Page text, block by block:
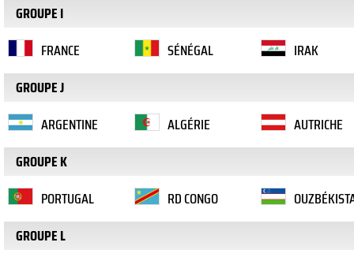
GROUPE I
FRANCE
SÉNÉGAL
IRAK
GROUPE J
ARGENTINE
ALGÉRIE
AUTRICHE
GROUPE K
PORTUGAL
RD CONGO
GROUPE L